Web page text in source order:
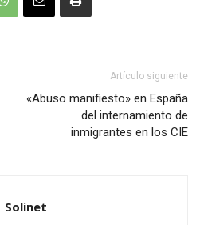
Artículo siguiente
«Abuso manifiesto» en España
del internamiento de
inmigrantes en los CIE
Solinet